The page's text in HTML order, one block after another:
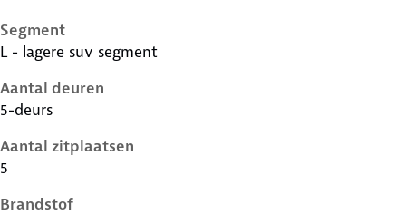
Segment
L - lagere suv segment
Aantal deuren
5-deurs
Aantal zitplaatsen
5
Brandstof